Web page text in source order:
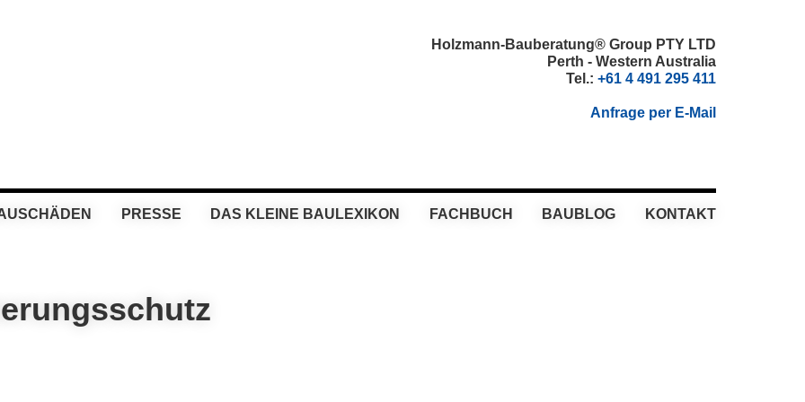
Holzmann-Bauberatung® Group PTY LTD
Perth - Western Australia
Tel.: +61 4 491 295 411
Anfrage per E-Mail
PRESSE DAS KLEINE BAULEXIKON FACHBUCH BAUBLOG KONTAKT